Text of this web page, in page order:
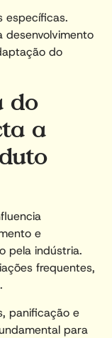
específicas.
desenvolvimento
do
do
a
e
pela indústria.
frequentes,
panificação e
para